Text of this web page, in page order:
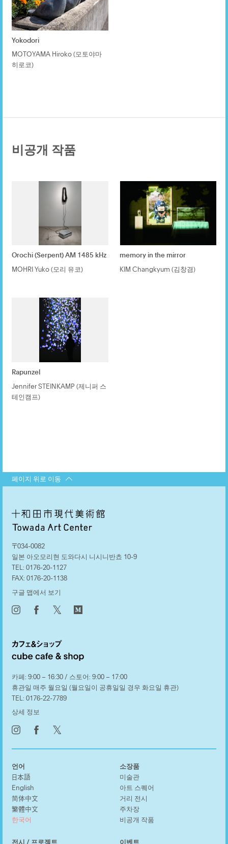
Yokodori
MOTOYAMA Hiroko (모토야마
히로코)
비공개 작품
Orochi (Serpent) AM 1485 kHz
MOHRI Yuko (모리 유코)
memory in the mirror
KIM Changkyum (김창겸)
Rapunzel
Jennifer STEINKAMP (제니퍼 스
테인캠프)
페이지 위로 이동
〒034-0082
일본 아오모리현 도와다시 니시니반쵸 10-9
TEL: 0176-20-1127
FAX: 0176-20-1138
구글 맵에서 보기
𝕏
카페: 9:00 – 16:30 / 스토어: 9:00 – 17:00
휴관일 매주 월요일 (월요일이 공휴일일 경우 화요일 휴관)
TEL: 0176-22-7789
상세 정보
𝕏
언어
日本語
English
简体中文
繁體中文
한국어
소장품
미술관
아트 스퀘어
거리 전시
주차장
비공개 작품
전시 / 프로젝트 이벤트